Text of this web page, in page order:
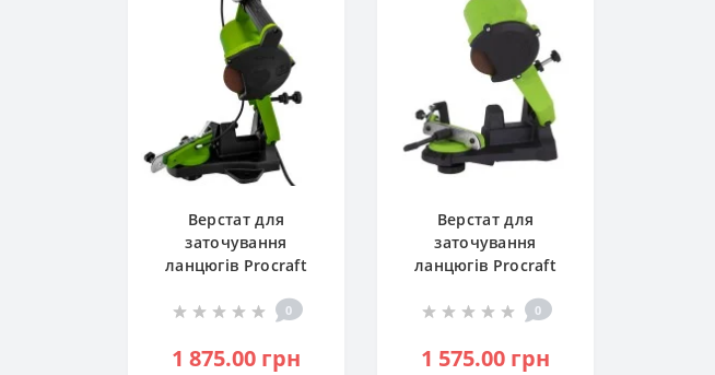
Верстат для
заточування
ланцюгів Procraft
0
1 875.00 грн
Верстат для
заточування
ланцюгів Procraft
0
1 575.00 грн